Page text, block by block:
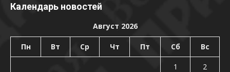
Календарь новостей
Август 2026
Пн Вт Ср Чт Пт Сб Вс
1
2